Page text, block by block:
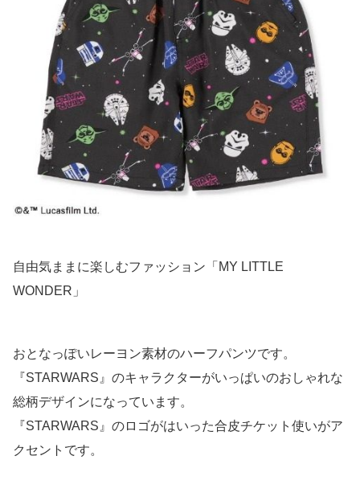
自由気ままに楽しむファッション「MY LITTLE
WONDER」
おとなっぽいレーヨン素材のハーフパンツです。
『STARWARS』のキャラクターがいっぱいのおしゃれな
総柄デザインになっています。
『STARWARS』のロゴがはいった合皮チケット使いがア
クセントです。